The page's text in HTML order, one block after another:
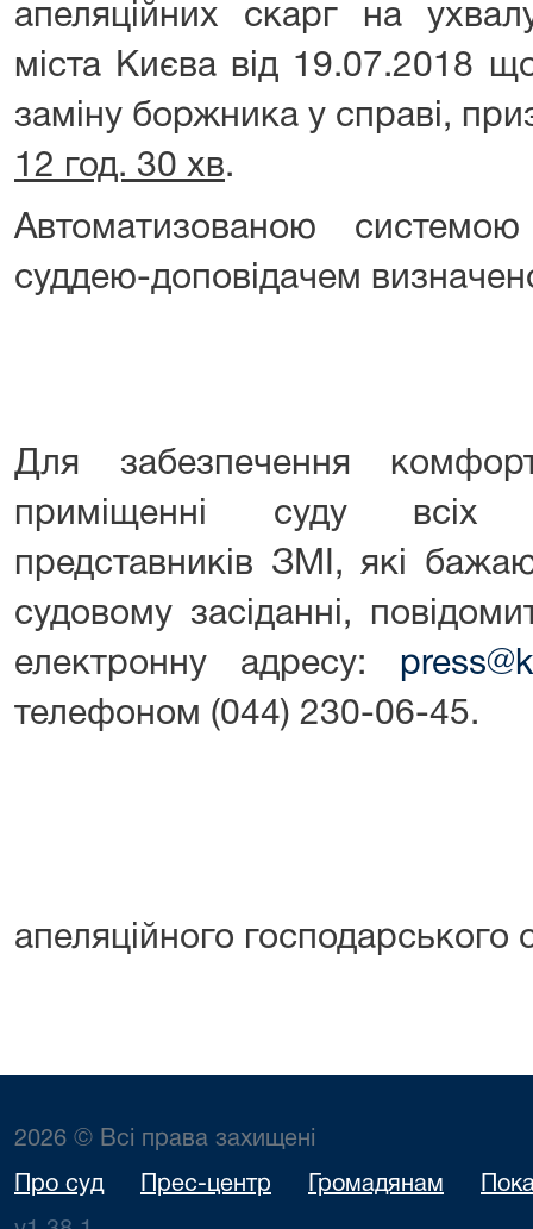
апеляційних скарг на
міста Києва від 19.07.2018
заміну боржника у справі,
12 год. 30 хв.
Автоматизованою
суддею-доповідачем
Для забезпечення
приміщенні суду всіх
представників ЗМІ, які
судовому засіданні,
електронну адресу:
телефоном (044) 230-06-45.
апеляційного господарського
2026 © Всі права захищені
Про суд Прес-центр Громадянам